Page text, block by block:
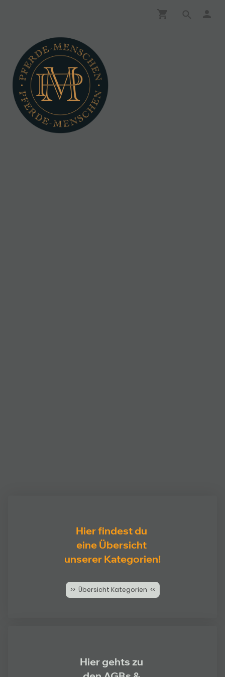
Hier findest du
eine Übersicht
unserer Kategorien!
>> Übersicht Kategorien <<
Hier gehts zu